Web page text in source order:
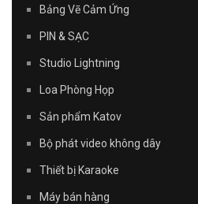
Bảng Vẽ Cảm Ứng
PIN & SẠC
Studio Lightning
Loa Phòng Họp
Sản phẩm Katov
Bộ phát video không dây
Thiết bị Karaoke
Máy bán hàng